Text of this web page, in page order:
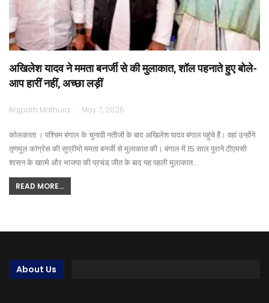
अखिलेश यादव ने ममता बनर्जी से की मुलाकात, शॉल पहनाते हुए बोले-
आप हारीं नहीं, अच्छा लड़ीं
Rajpath Mathura May 7, 2026
कोलकाता । पश्चिम बंगाल के चुनावी नतीजों के बाद अखिलेश यादव बंगाल पहुंचे हैं। वहां उन्होंने
तृणमूल कांग्रेस की सुप्रीमो ममता बनर्जी से मुलाकात की। बंगाल में 15 साल पुराने टीएमसी
शासन के खात्मे और भाजपा की प्रचंड जीत के बाद यह पहली मुलाकात…
READ MORE...
About Us